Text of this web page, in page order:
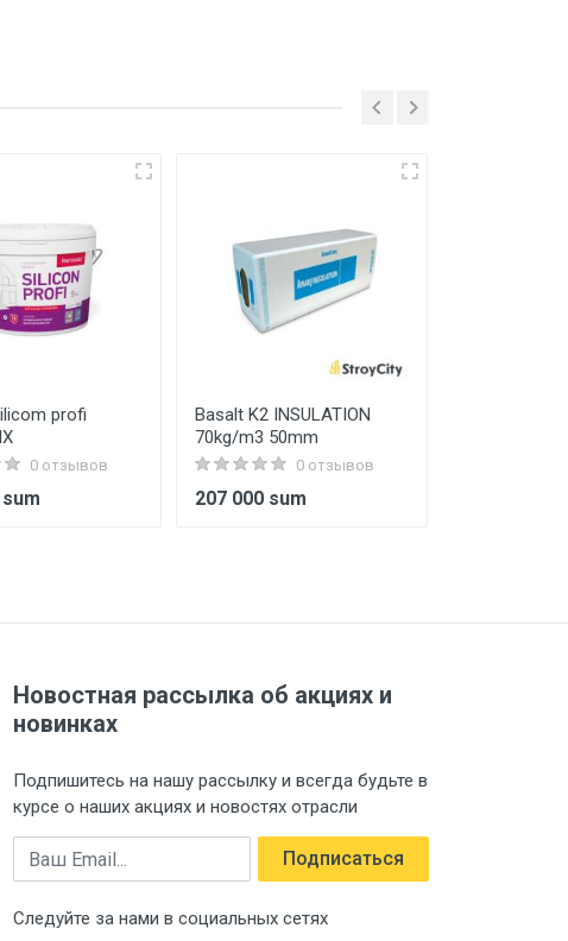
profi
0 отзывов
Basalt K2 INSULATION
70kg/m3 50mm
0 отзывов
207 000 sum
Новостная рассылка об акциях и
новинках
Подпишитесь на нашу рассылку и всегда будьте в
курсе о наших акциях и новостях отрасли
Email Подписаться
Следуйте за нами в социальных сетях